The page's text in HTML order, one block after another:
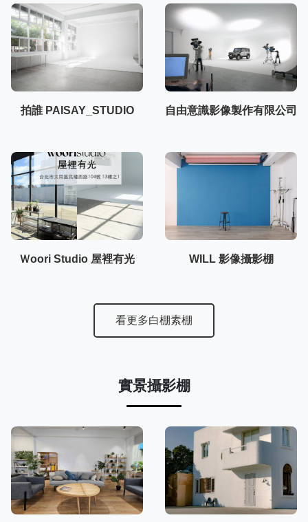
拍誰 PAISAY_STUDIO 自由意識影像製作有限公司
Ｗoori Studio 屋裡有光 WILL 影像攝影棚
看更多白棚素棚
實景攝影棚